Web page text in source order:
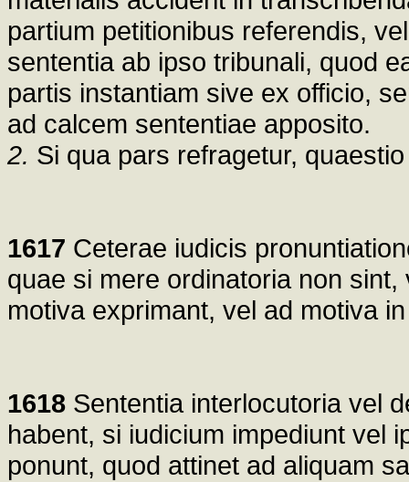
partium petitionibus referendis,
sententia ab ipso tribunali, quod
partis instantiam sive ex officio,
ad calcem sententiae apposito.
2. Si qua pars refragetur,
1617 Ceterae iudicis
quae si mere ordinatoria non
motiva exprimant, vel ad motiva
1618 Sententia interlocutoria vel
habent, si iudicium impediunt vel
ponunt, quod attinet ad aliquam